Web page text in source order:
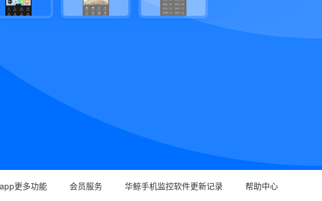
更多功能 会员服务 华鲸手机监控软件更新记录 帮助中心